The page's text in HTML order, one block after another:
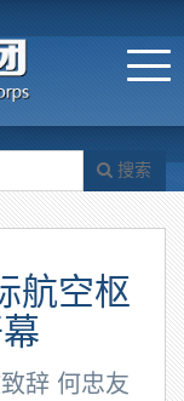
搜索
航空枢
辞 何忠友